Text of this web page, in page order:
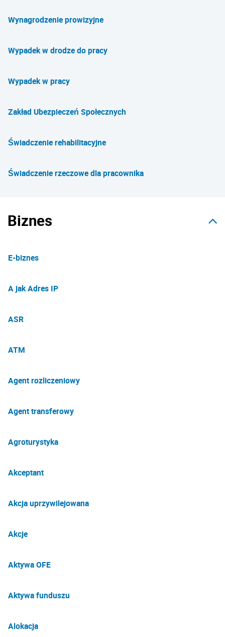
Wynagrodzenie prowizyjne
Wypadek w drodze do pracy
Wypadek w pracy
Zakład Ubezpieczeń Społecznych
Świadczenie rehabilitacyjne
Świadczenie rzeczowe dla pracownika
Biznes
E-biznes
A jak Adres IP
ASR
ATM
Agent rozliczeniowy
Agent transferowy
Agroturystyka
Akceptant
Akcja uprzywilejowana
Akcje
Aktywa OFE
Aktywa funduszu
Alokacja